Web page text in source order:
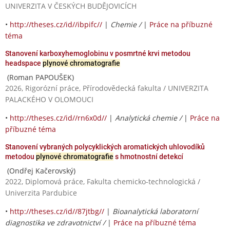
UNIVERZITA V ČESKÝCH BUDĚJOVICÍCH
• http://theses.cz/id//ibpifc// | Chemie / | Práce na příbuzné
téma
Stanovení karboxyhemoglobinu v posmrtné krvi metodou
headspace plynové chromatografie
(Roman PAPOUŠEK)
2026, Rigorózní práce, Přírodovědecká fakulta / UNIVERZITA
PALACKÉHO V OLOMOUCI
• http://theses.cz/id//rn6x0d// | Analytická chemie / | Práce na
příbuzné téma
Stanovení vybraných polycyklických aromatických uhlovodíků
metodou plynové chromatografie s hmotnostní detekcí
(Ondřej Kačerovský)
2022, Diplomová práce, Fakulta chemicko-technologická /
Univerzita Pardubice
• http://theses.cz/id//87jtbg// | Bioanalytická laboratorní
diagnostika ve zdravotnictví / | Práce na příbuzné téma